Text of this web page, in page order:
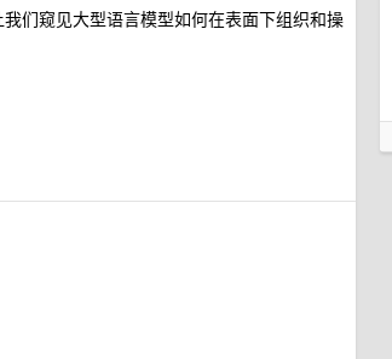
们窥见大型语言模型如何在表面下组织和操